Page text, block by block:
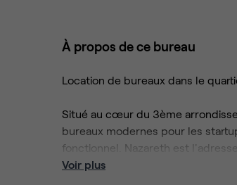
À propos de ce bureau
Location de bureaux dans le
Situé au cœur du 3ème
bureaux modernes pour les
fonctionnel. Nazareth est
Voir plus